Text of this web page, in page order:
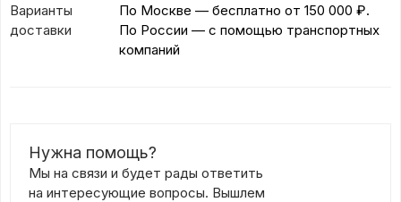
Варианты
доставки
По Москве — бесплатно от 150 000 ₽.
По России — с помощью транспортных
компаний
Нужна помощь?
Мы на связи и будет рады ответить
на интересующие вопросы. Вышлем